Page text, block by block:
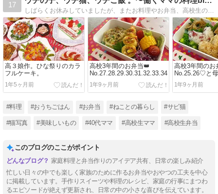
17
しばらくお休みしていましたが、またお料理やお弁当、高校生の娘二人やサビネコちゃんのこと、ママ友とのランチ、載せていこうかな。仕事はかけもちで、色々寝不足覚悟で働いてます。学費を、、稼ぐぞーー！！
高３娘作。ひな祭りのカラ
フルケーキ。
1年5ヶ月前
高校3年間のお弁当👑
No.27.28.29.30.31.32.33.34
1年9ヶ月前
高校3年間のお
No.25.26♡と
と。
1年9ヶ月前
#料理 #おうちごはん #お弁当 #ねことの暮らし #サビ猫
#猫写真 #美味しいもの #40代ママ #高校生ママ #高校生弁当
このブログのここがポイント
家庭料理と弁当作りのアイデア共有、日常の楽しみ紹介
忙しい日々の中でも楽しく家族のために作るお弁当やおやつの工夫を中心
に掲載しています。手作りスイーツや料理のレシピ、家庭の行事にまつわ
るエピソードが絶えず更新され、日常の中の小さな喜びを伝えています。